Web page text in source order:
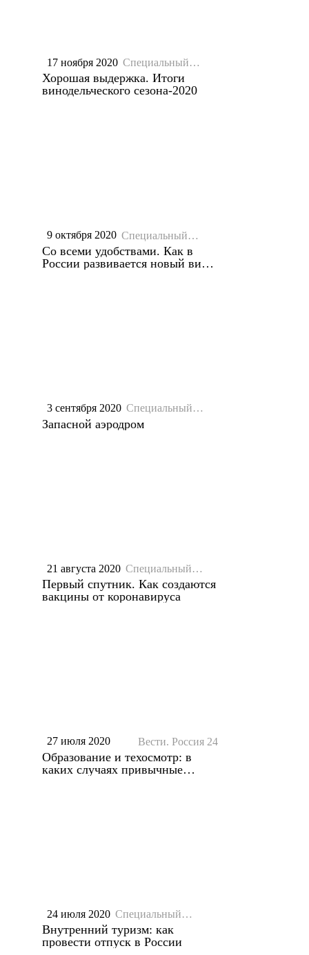
17 ноября 2020 Специальный
репортаж
Хорошая выдержка. Итоги
винодельческого сезона-2020
9 октября 2020 Специальный
репортаж
Со всеми удобствами. Как в
России развивается новый вид
3 сентября 2020 Специальный
Запасной аэродром
21 августа 2020 Специальный
репортаж
Первый спутник. Как создаются
вакцины от коронавируса
27 июля 2020 Вести. Россия 24
Образование и техосмотр: в
каких случаях привычные
24 июля 2020 Специальный
Внутренний туризм: как
провести отпуск в России